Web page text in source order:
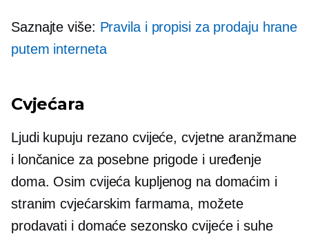
Saznajte više: Pravila i propisi za prodaju hrane
putem interneta
Cvjećara
Ljudi kupuju rezano cvijeće, cvjetne aranžmane
i lončanice za posebne prigode i uređenje
doma. Osim cvijeća kupljenog na domaćim i
stranim cvjećarskim farmama, možete
prodavati i domaće sezonsko cvijeće i suhe